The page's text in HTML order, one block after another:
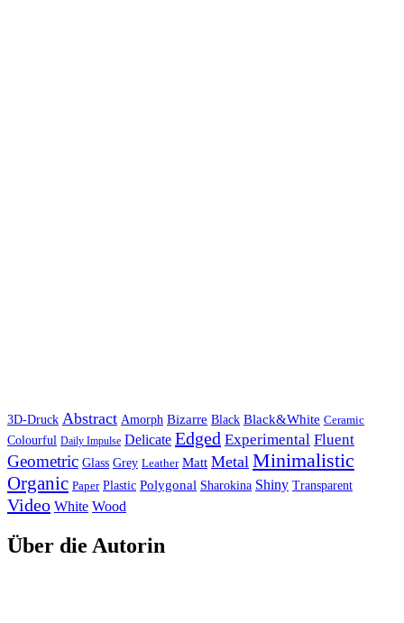
3D-Druck Abstract Amorph Bizarre Black Black&White Ceramic
Colourful Daily Impulse Delicate Edged Experimental Fluent
Geometric Glass Grey Leather Matt Metal Minimalistic
Organic Paper Plastic Polygonal Sharokina Shiny Transparent
Video White Wood
Über die Autorin